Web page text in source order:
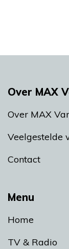
Menu
Home
TV & Radio
Over MAX
Over MAX
Veelgestelde
Contact